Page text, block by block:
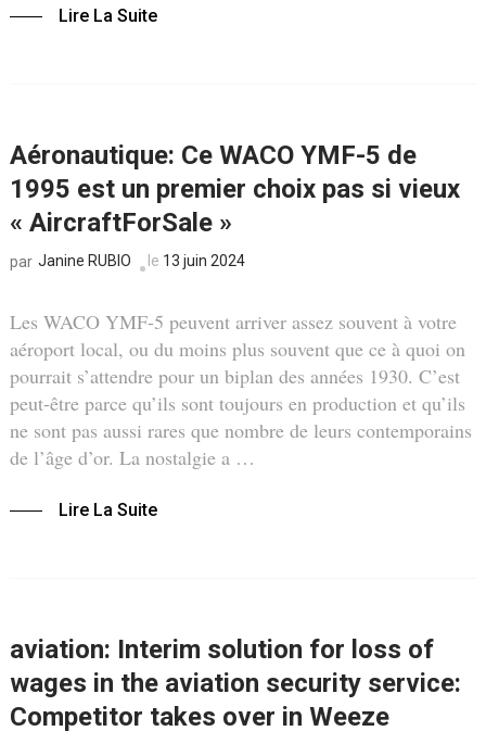
Lire La Suite
Aéronautique: Ce WACO YMF-5 de
1995 est un premier choix pas si vieux
« AircraftForSale »
par Janine RUBIO le 13 juin 2024
Les WACO YMF-5 peuvent arriver assez souvent à votre
aéroport local, ou du moins plus souvent que ce à quoi on
pourrait s’attendre pour un biplan des années 1930. C’est
peut-être parce qu’ils sont toujours en production et qu’ils
ne sont pas aussi rares que nombre de leurs contemporains
de l’âge d’or. La nostalgie a …
Lire La Suite
aviation: Interim solution for loss of
wages in the aviation security service:
Competitor takes over in Weeze